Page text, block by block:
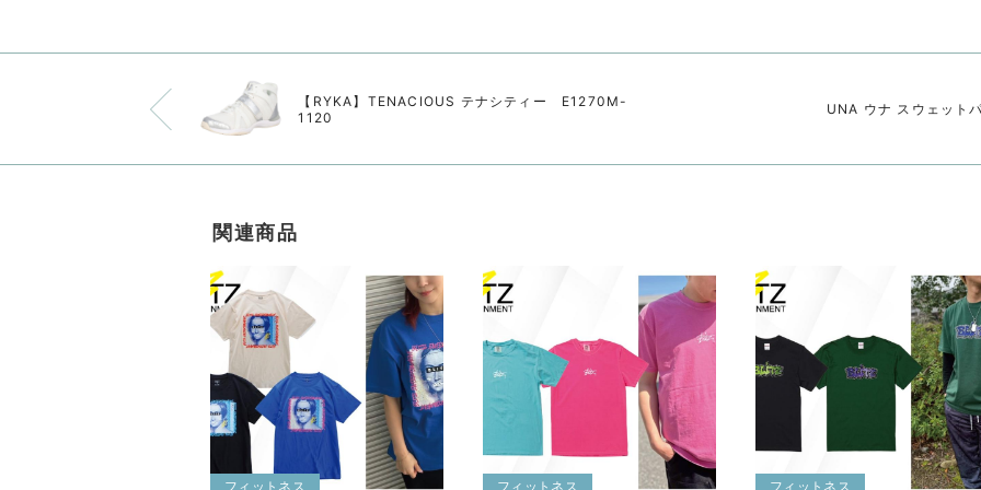
【RYKA】TENACIOUS テナシティー E1270M-
1120
UNA ウナ スウェット
関連商品
フィットネス フィットネス フィットネス